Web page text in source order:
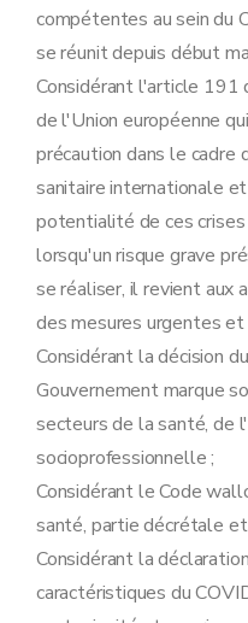
compétentes au sein du
se réunit depuis début
Considérant l'article 191
de l'Union européenne
précaution dans le cadre
sanitaire internationale
potentialité de ces crises
lorsqu'un risque grave
se réaliser, il revient aux
des mesures urgentes et
Considérant la décision
Gouvernement marque
secteurs de la santé, de
socioprofessionnelle ;
Considérant le Code
santé, partie décrétale
Considérant la
caractéristiques du